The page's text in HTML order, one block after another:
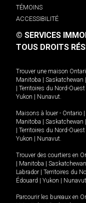
TÉMOINS
ACCESSIBILITÉ
© SERVICES
TOUS DROITS
Trouver une maison
Manitoba
Saskatchewan
Territoires du Nord-Ouest
Yukon
Nunavut.
Maisons à louer - Ontario
Manitoba
Saskatchewan
Territoires du Nord-Ouest
Yukon
Nunavut.
Trouver des courtiers en
Manitoba Saskatchewan
Labrador
Territoires du
Édouard
Yukon Nunavut
Parcourir les bureaux en